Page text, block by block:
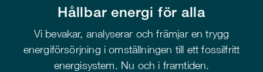
Hållbar energi för alla
Vi bevakar, analyserar och främjar en trygg
energiförsörjning i omställningen till ett fossilfritt
energisystem. Nu och i framtiden.